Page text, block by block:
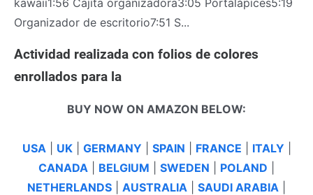
Organizador de escritorio7:51 S...
Actividad realizada con folios de colores
enrollados para la
BUY NOW ON AMAZON BELOW:
USA UK| GERMANY SPAIN FRANCE ITALY
CANADA
BELGIUM SWEDEN POLAND
NETHERLANDS
AUSTRALIA SAUDI ARABIA